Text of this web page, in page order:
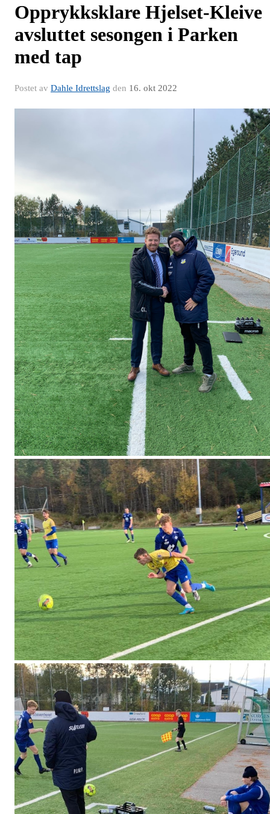
Opprykksklare Hjelset-Kleive
avsluttet sesongen i Parken
med tap
Postet av Dahle Idrettslag den 16. okt 2022